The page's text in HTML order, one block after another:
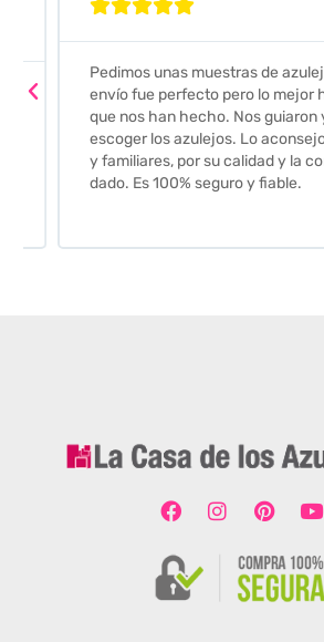

Pedimos unas muestras de azulejos
envío fue perfecto pero lo mejor ha
que nos han hecho. Nos guiaron y
escoger los azulejos. Lo aconsejo a
y familiares, por su calidad y la
dado. Es 100% seguro y fiable.